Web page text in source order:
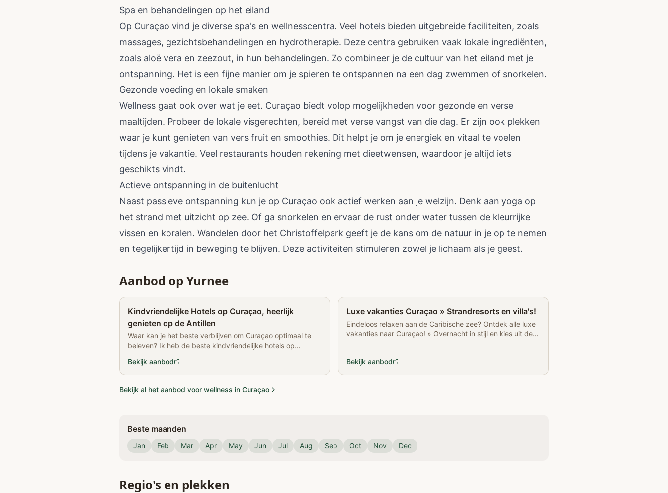
Spa en behandelingen op het eiland
Op Curaçao vind je diverse spa's en wellnesscentra. Veel hotels bieden uitgebreide faciliteiten, zoals
massages, gezichtsbehandelingen en hydrotherapie. Deze centra gebruiken vaak lokale ingrediënten,
zoals aloë vera en zeezout, in hun behandelingen. Zo combineer je de cultuur van het eiland met je
ontspanning. Het is een fijne manier om je spieren te ontspannen na een dag zwemmen of snorkelen.
Gezonde voeding en lokale smaken
Wellness gaat ook over wat je eet. Curaçao biedt volop mogelijkheden voor gezonde en verse
maaltijden. Probeer de lokale visgerechten, bereid met verse vangst van die dag. Er zijn ook plekken
waar je kunt genieten van vers fruit en smoothies. Dit helpt je om je energiek en vitaal te voelen
tijdens je vakantie. Veel restaurants houden rekening met dieetwensen, waardoor je altijd iets
geschikts vindt.
Actieve ontspanning in de buitenlucht
Naast passieve ontspanning kun je op Curaçao ook actief werken aan je welzijn. Denk aan yoga op
het strand met uitzicht op zee. Of ga snorkelen en ervaar de rust onder water tussen de kleurrijke
vissen en koralen. Wandelen door het Christoffelpark geeft je de kans om de natuur in je op te nemen
en tegelijkertijd in beweging te blijven. Deze activiteiten stimuleren zowel je lichaam als je geest.
Aanbod op Yurnee
Kindvriendelijke Hotels op Curaçao, heerlijk
genieten op de Antillen
Waar kan je het beste verblijven om Curaçao optimaal te
beleven? Ik heb de beste kindvriendelijke hotels op
Bekijk aanbod
Luxe vakanties Curaçao » Strandresorts en villa's!
Eindeloos relaxen aan de Caribische zee? Ontdek alle luxe
vakanties naar Curaçao! » Overnacht in stijl en kies uit de
Bekijk aanbod
Bekijk al het aanbod voor wellness in Curaçao
Beste maanden
Jan Feb Mar Apr May Jun Jul Aug Sep Oct Nov Dec
Regio's en plekken